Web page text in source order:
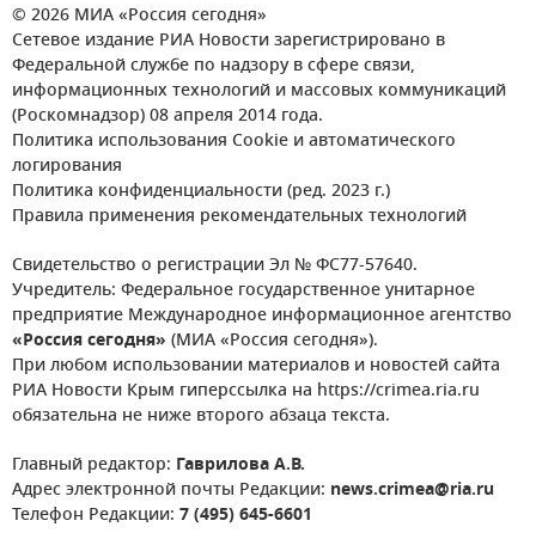
© 2026 МИА «Россия сегодня»
Сетевое издание РИА Новости зарегистрировано в
Федеральной службе по надзору в сфере связи,
информационных технологий и массовых коммуникаций
(Роскомнадзор) 08 апреля 2014 года.
Политика использования Cookie и автоматического
логирования
Политика конфиденциальности (ред. 2023 г.)
Правила применения рекомендательных технологий
Свидетельство о регистрации Эл № ФС77-57640.
Учредитель: Федеральное государственное унитарное
предприятие Международное информационное агентство
«Россия сегодня» (МИА «Россия сегодня»).
При любом использовании материалов и новостей сайта
РИА Новости Крым гиперссылка на https://crimea.ria.ru
обязательна не ниже второго абзаца текста.
Главный редактор: Гаврилова А.В.
Адрес электронной почты Редакции: news.crimea@ria.ru
Телефон Редакции: 7 (495) 645-6601